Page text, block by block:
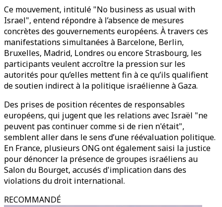
Ce mouvement, intitulé "No business as usual with
Israel", entend répondre à l’absence de mesures
concrètes des gouvernements européens. À travers ces
manifestations simultanées à Barcelone, Berlin,
Bruxelles, Madrid, Londres ou encore Strasbourg, les
participants veulent accroître la pression sur les
autorités pour qu’elles mettent fin à ce qu’ils qualifient
de soutien indirect à la politique israélienne à Gaza.
Des prises de position récentes de responsables
européens, qui jugent que les relations avec Israël "ne
peuvent pas continuer comme si de rien n'était",
semblent aller dans le sens d’une réévaluation politique.
En France, plusieurs ONG ont également saisi la justice
pour dénoncer la présence de groupes israéliens au
Salon du Bourget, accusés d'implication dans des
violations du droit international.
RECOMMANDÉ